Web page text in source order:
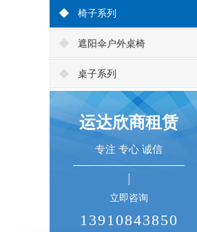
椅子系列
遮阳伞户外桌椅
桌子系列
运达欣商租赁
专注 专心 诚信
立即咨询
13910843850